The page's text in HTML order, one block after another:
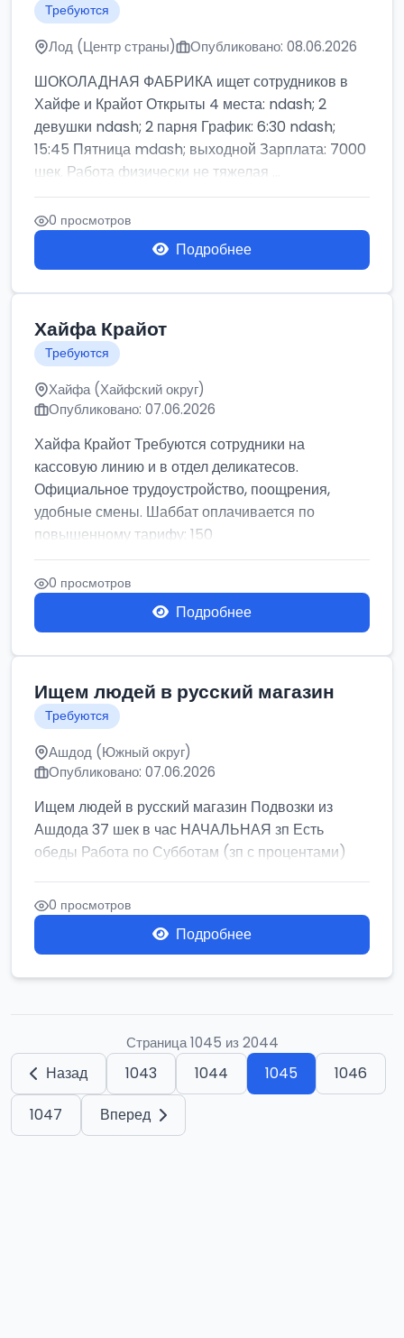
Требуются
Лод (Центр страны) Опубликовано: 08.06.2026
ШОКОЛАДНАЯ ФАБРИКА ищет сотрудников в
Хайфе и Крайот Открыты 4 места: ndash; 2
девушки ndash; 2 парня График: 6:30 ndash;
15:45 Пятница mdash; выходной Зарплата: 7000
шек. Работа физически не тяжелая ...
0 просмотров
Подробнее
Хайфа Крайот
Требуются
Хайфа (Хайфский округ)
Опубликовано: 07.06.2026
Хайфа Крайот Требуются сотрудники на
кассовую линию и в отдел деликатесов.
Официальное трудоустройство, поощрения,
удобные смены. Шаббат оплачивается по
повышенному тарифу: 150
0 просмотров
Подробнее
Ищем людей в русский магазин
Требуются
Ашдод (Южный округ)
Опубликовано: 07.06.2026
Ищем людей в русский магазин Подвозки из
Ашдода 37 шек в час НАЧАЛЬНАЯ зп Есть
обеды Работа по Субботам (зп с процентами)
0 просмотров
Подробнее
Страница 1045 из 2044
Назад 1043 1044 1045
1046
1047
Вперед